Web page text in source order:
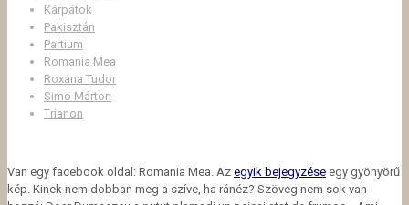
Kárpátok
Pakisztán
Partium
Romania Mea
Roxána Tudor
Simo Márton
Trianon
Van egy facebook oldal: Romania Mea. Az egyik bejegyzése egy gyönyörű
kép. Kinek nem dobban meg a szíve, ha ránéz? Szöveg nem sok van